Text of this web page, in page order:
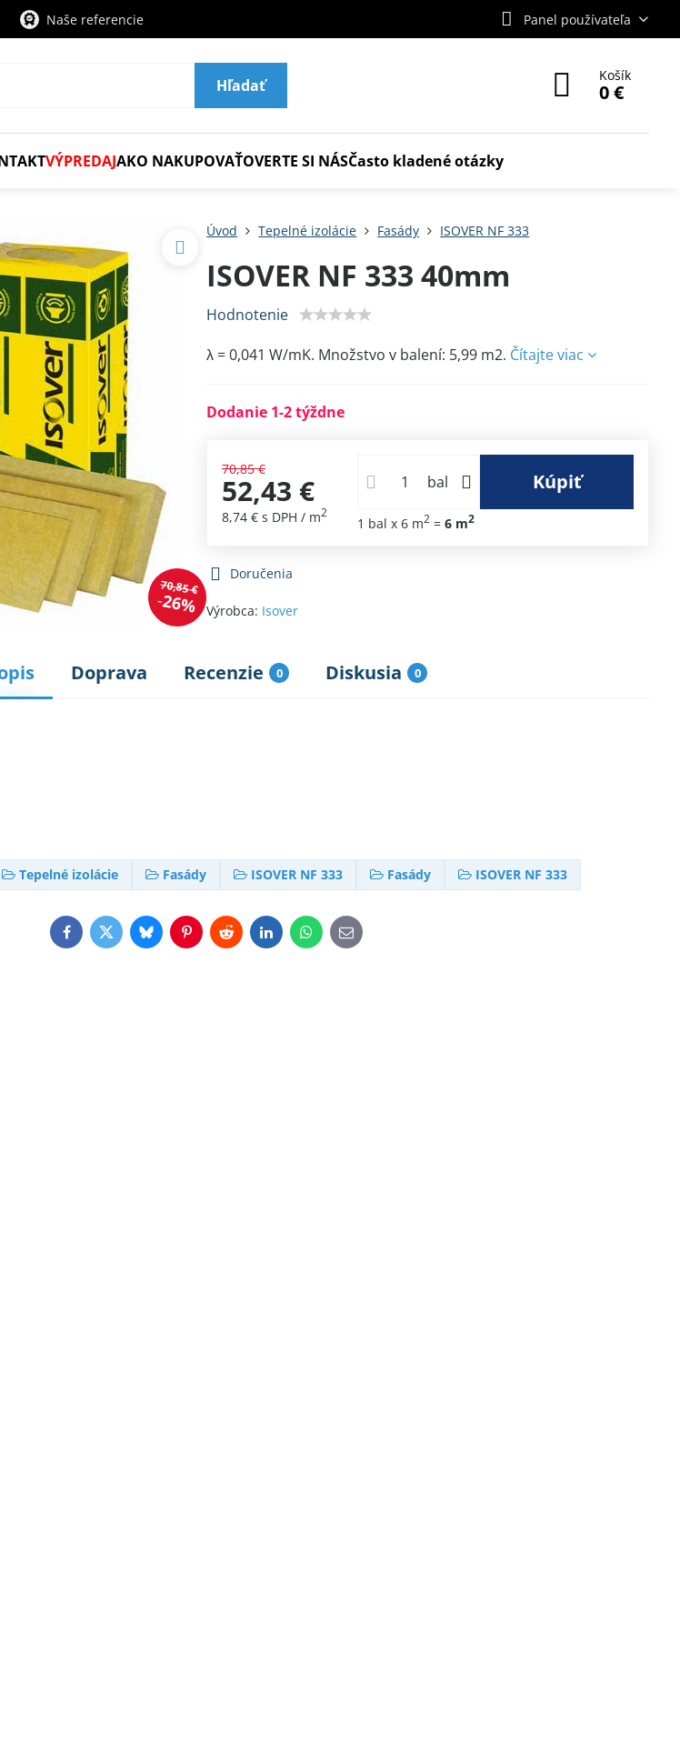
Naše referencie Panel používateľa
Hľadať
Košík
0 €
VÝPREDAJAKO NAKUPOVAŤOVERTE SI NÁSČasto kladené otázky
70,85 €
26%
Úvod Tepelné izolácie Fasády ISOVER NF 333
ISOVER NF 333 40mm
Hodnotenie
λ = 0,041 W/mK. Množstvo v balení: 5,99 m2. Čítajte viac
Dodanie 1-2 týždne
70,85 €
52,43 €
8,74 € s DPH / m2
bal Kúpiť
1 bal x 6 m2= 6m2
Doručenia
Výrobca: Isover
Doprava Recenzie 0 Diskusia 0
Tepelné izolácie Fasády ISOVER NF 333 Fasády ISOVER NF 333
FacebookTwitterBlueskyPinterestRedditLinkedInWhatsApp
E-
mail